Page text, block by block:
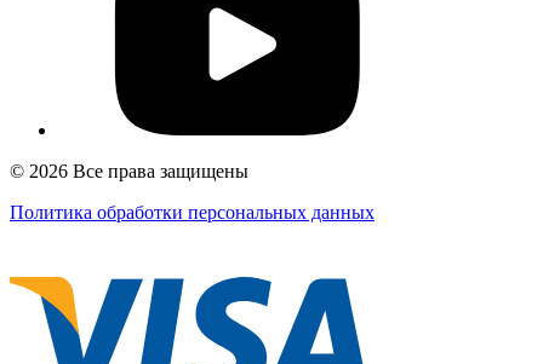
© 2026 Все права защищены
Политика обработки персональных данных